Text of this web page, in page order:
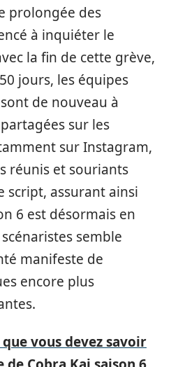
prolongée des
à inquiéter le
la fin de cette grève,
jours, les équipes
de nouveau à
sur les
sur Instagram,
réunis et souriants
script, assurant ainsi
6 est désormais en
semble
manifeste de
encore plus
vous devez savoir